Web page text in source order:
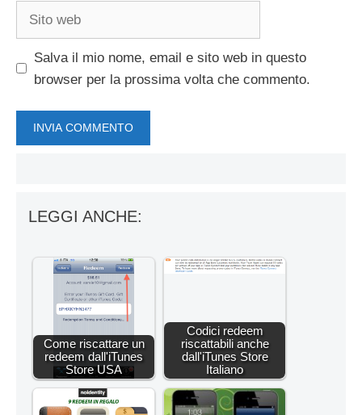
Sito
Salva il mio nome, email e sito web in questo
browser per la prossima volta che commento.
LEGGI ANCHE:
Come riscattare un
redeem dall'iTunes
Store USA
Codici redeem
riscattabili anche
dall'iTunes Store
Italiano